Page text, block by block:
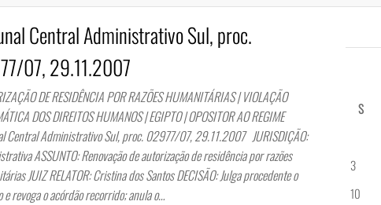
Central Administrativo Sul, proc.
07, 29.11.2007
DE RESIDÊNCIA POR RAZÕES HUMANITÁRIAS | VIOLAÇÃO
DOS DIREITOS HUMANOS | EGIPTO | OPOSITOR AO REGIME
Central Administrativo Sul, proc. 02977/07, 29.11.2007 JURISDIÇÃO:
ASSUNTO: Renovação de autorização de residência por razões
JUIZ RELATOR: Cristina dos Santos DECISÃO: Julga procedente o
e revoga o acórdão recorrido; anula o…
S
3
10